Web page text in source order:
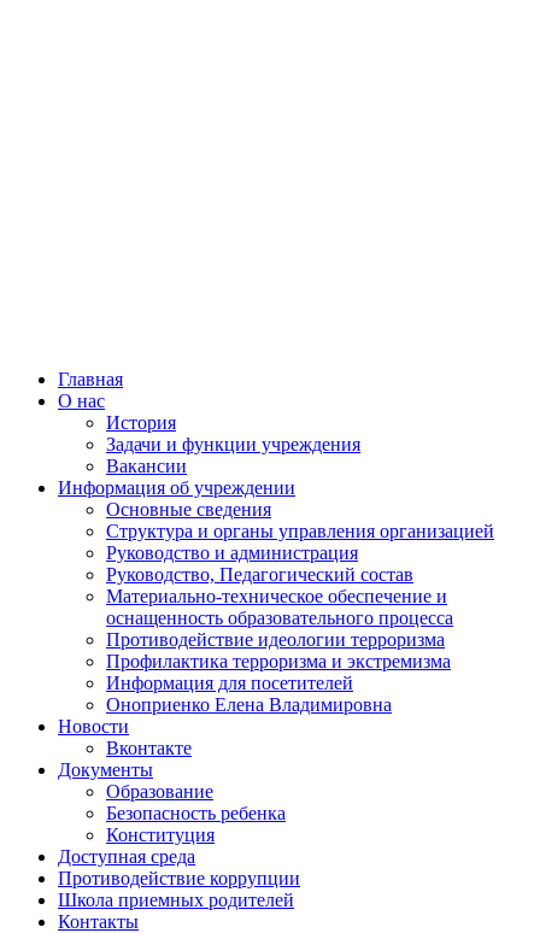
Главная
О нас
История
Задачи и функции учреждения
Вакансии
Информация об учреждении
Основные сведения
Структура и органы управления организацией
Руководство и администрация
Руководство, Педагогический состав
Материально-техническое обеспечение и
оснащенность образовательного процесса
Противодействие идеологии терроризма
Профилактика терроризма и экстремизма
Информация для посетителей
Оноприенко Елена Владимировна
Новости
Вконтакте
Документы
Образование
Безопасность ребенка
Конституция
Доступная среда
Противодействие коррупции
Школа приемных родителей
Контакты